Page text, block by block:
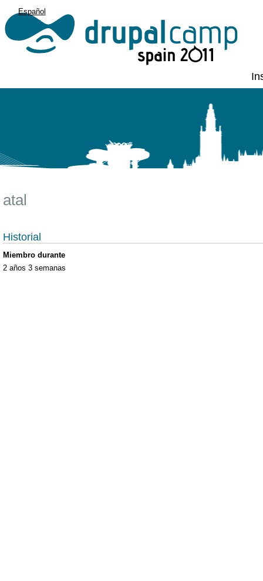
Español
English
atal
Historial
Miembro durante
2 años 3 semanas